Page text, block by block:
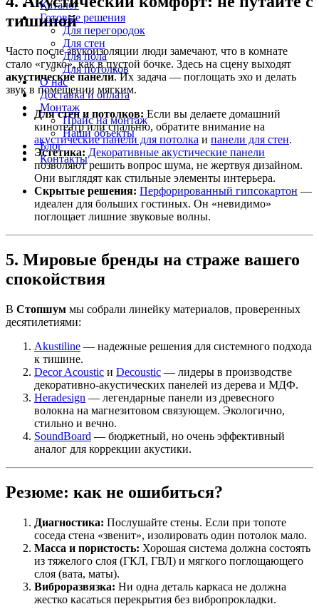
Каталог
Готовые решения
Для перегородок
Для стен
Для пола
Для потолков
О нас
Доставка и оплата
Монтаж
Прайс на монтаж
Наши объекты
Блог
Контакты
тишиной
Часто после звукоизоляции люди замечают, что в комнате
стало «гулко», как в пустой бочке. Здесь на сцену выходят
акустические панели. Их задача — поглощать эхо и делать
звук в помещении мягким.
Для стен и потолков: Если вы делаете домашний
кинотеатр или спальню, обратите внимание на
акустические панели для потолка и панели для стен.
Эстетика: Декоративные акустические панели
позволяют решить вопрос шума, не жертвуя дизайном.
Они выглядят как стильные элементы интерьера.
Скрытые решения: Перфорированный гипсокартон —
идеален для больших гостиных. Он «невидимо»
поглощает лишние звуковые волны.
5. Мировые бренды на страже вашего
спокойствия
В Стопшум мы собрали линейку материалов, проверенных
десятилетиями:
Akustiline — надежные решения для системного подхода
к тишине.
Decor Acoustic и Decoustic — лидеры в производстве
декоративно-акустических панелей из дерева и МДФ.
Heradesign — легендарные панели из древесного
волокна на магнезитовом связующем. Экологично,
стильно и вечно.
SoundBoard — бюджетный, но очень эффективный
аналог для коррекции акустики.
Резюме: как не ошибиться?
Диагностика: Послушайте стены. Если при топоте
соседа стена «звенит», изолировать один потолок мало.
Масса и пористость: Хорошая система должна состоять
из тяжелого слоя (ГКЛ, ГВЛ) и мягкого поглощающего
слоя (вата, маты).
Виброразвязка: Ни одна деталь каркаса не должна
жестко касаться перекрытия без вибропрокладки.